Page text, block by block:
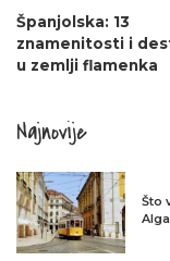
Španjolska: 13
znamenitosti i
u zemlji flamenka
Najnovije
Što